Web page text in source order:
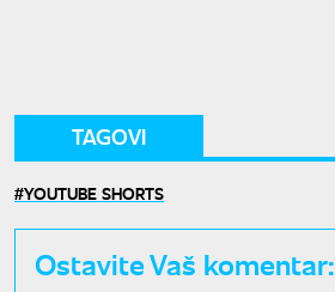
TAGOVI
YOUTUBE SHORTS
Ostavite Vaš komentar: